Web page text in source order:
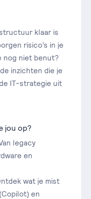
klaar is
risico’s in je
nog niet benut?
inzichten die je
IT-strategie uit
jou op?
legacy
en
wat je mist
en